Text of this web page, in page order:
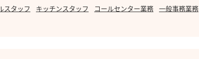
スタッフ キッチンスタッフ コールセンター業務 一般事務業務